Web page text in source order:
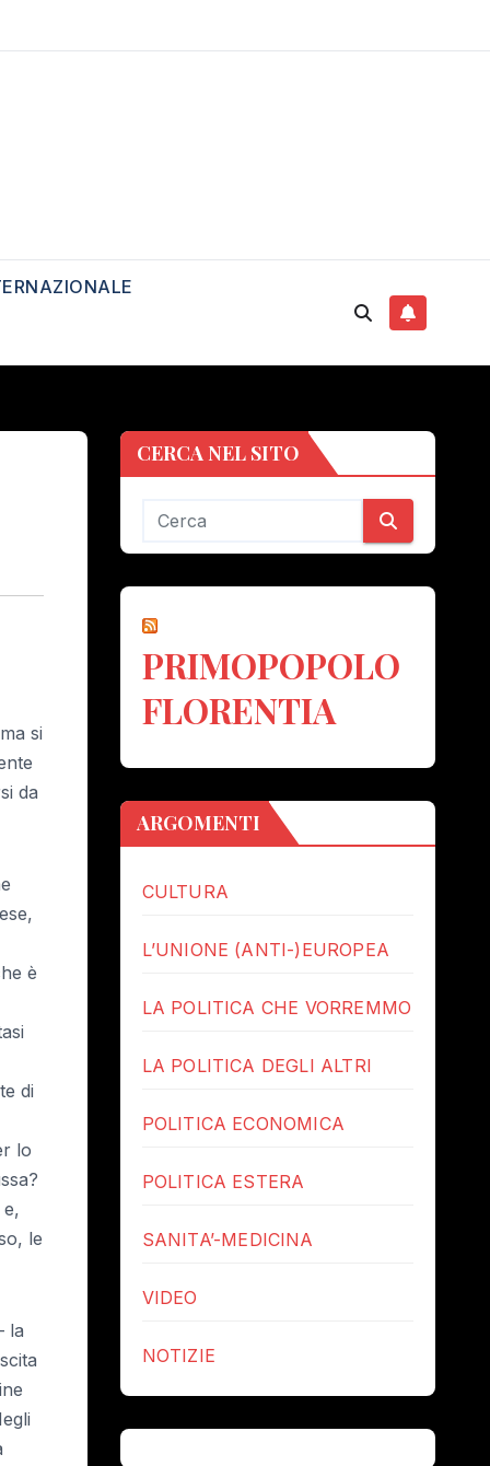
si
da
è
di
lo
le
la
CERCA NEL SITO
PRIMOPOPOLO
FLORENTIA
ARGOMENTI
CULTURA
L’UNIONE (ANTI-)EUROPEA
LA POLITICA CHE VORREMMO
LA POLITICA DEGLI ALTRI
POLITICA ECONOMICA
POLITICA ESTERA
SANITA’-MEDICINA
VIDEO
NOTIZIE